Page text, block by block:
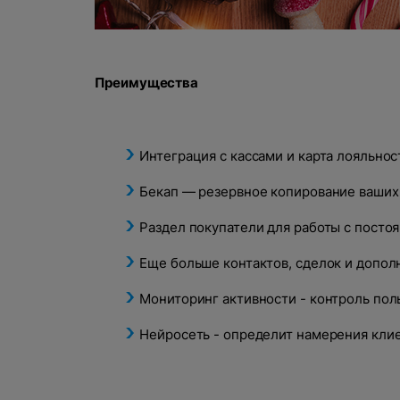
Преимущества
Интеграция с кассами и карта
Бекап — резервное копирование
Раздел покупатели для работы с
Еще больше контактов, сделок и
Мониторинг активности - контроль
Нейросеть - определит намерения